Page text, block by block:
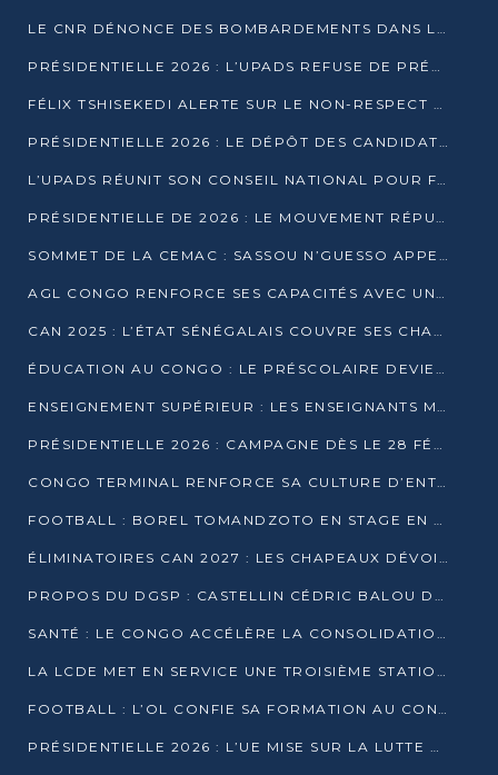
LE CNR DÉNONCE DES BOMBARDEMENTS DANS LE POOL ET ACCUSE LE GOUVERNEMENT
PRÉSIDENTIELLE 2026 : L’UPADS REFUSE DE PRÉSENTER UN CANDIDAT ET DÉNONCE UN PROCESSUS NON CRÉDIBLE
FÉLIX TSHISEKEDI ALERTE SUR LE NON-RESPECT DES ENGAGEMENTS DE PAIX APRÈS SA RENCONTRE AVEC D. SASSOU-NGUESSO
PRÉSIDENTIELLE 2026 : LE DÉPÔT DES CANDIDATURES OUVERT DU 29 JANVIER AU 12 FÉVRIER
L’UPADS RÉUNIT SON CONSEIL NATIONAL POUR FIXER SA LIGNE POLITIQUE À DEUX MOIS DE LA PRÉSIDENTIELLE
PRÉSIDENTIELLE DE 2026 : LE MOUVEMENT RÉPUBLICAIN DÉNONCE UNE CONVOCATION ÉLECTORALE « OPAQUE ET PRÉCIPITÉE »
SOMMET DE LA CEMAC : SASSOU N’GUESSO APPELLE À LA VIGILANCE FACE AUX RISQUES ÉCONOMIQUES
AGL CONGO RENFORCE SES CAPACITÉS AVEC UNE GRUE DE 250 TONNES
CAN 2025 : L’ÉTAT SÉNÉGALAIS COUVRE SES CHAMPIONS D’AFRIQUE DE RÉCOMPENSES EXCEPTIONNELLES
ÉDUCATION AU CONGO : LE PRÉSCOLAIRE DEVIENT OBLIGATOIRE, LE BTS CONSACRÉ DIPLÔME D’ÉTAT
ENSEIGNEMENT SUPÉRIEUR : LES ENSEIGNANTS MAINTIENNENT LA GRÈVE ET EXIGENT UN ACCORD ÉCRIT AVEC L’ÉTAT
PRÉSIDENTIELLE 2026 : CAMPAGNE DÈS LE 28 FÉVRIER, SCRUTIN LES 12 ET 15 MARS
CONGO TERMINAL RENFORCE SA CULTURE D’ENTREPRISE AVEC LE PROGRAMME « WIN TOGETHER »
FOOTBALL : BOREL TOMANDZOTO EN STAGE EN ESPAGNE AVEC POLISSYA FC
ÉLIMINATOIRES CAN 2027 : LES CHAPEAUX DÉVOILÉS, LE CONGO FIXÉ SUR SON SORT
PROPOS DU DGSP : CASTELLIN CÉDRIC BALOU DÉNONCE DES PROPOS INTIMIDANTS
SANTÉ : LE CONGO ACCÉLÈRE LA CONSOLIDATION DE L’OFFRE DE SOINS
LA LCDE MET EN SERVICE UNE TROISIÈME STATION D’EAU POTABLE À MFILOU
FOOTBALL : L’OL CONFIE SA FORMATION AU CONGOLAIS CHRISTIAN BASSILA
PRÉSIDENTIELLE 2026 : L’UE MISE SUR LA LUTTE CONTRE LA DÉSINFORMATION